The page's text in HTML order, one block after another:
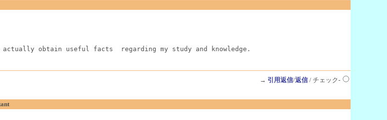
obtain useful facts  regarding my study and knowledge.
→ 引用返信/返信/ チェック-